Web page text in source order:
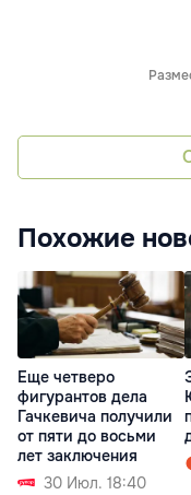
Похожие
Еще четверо
фигурантов дела
Гачкевича получили
от пяти до восьми
лет заключения
30 Июл. 18:40